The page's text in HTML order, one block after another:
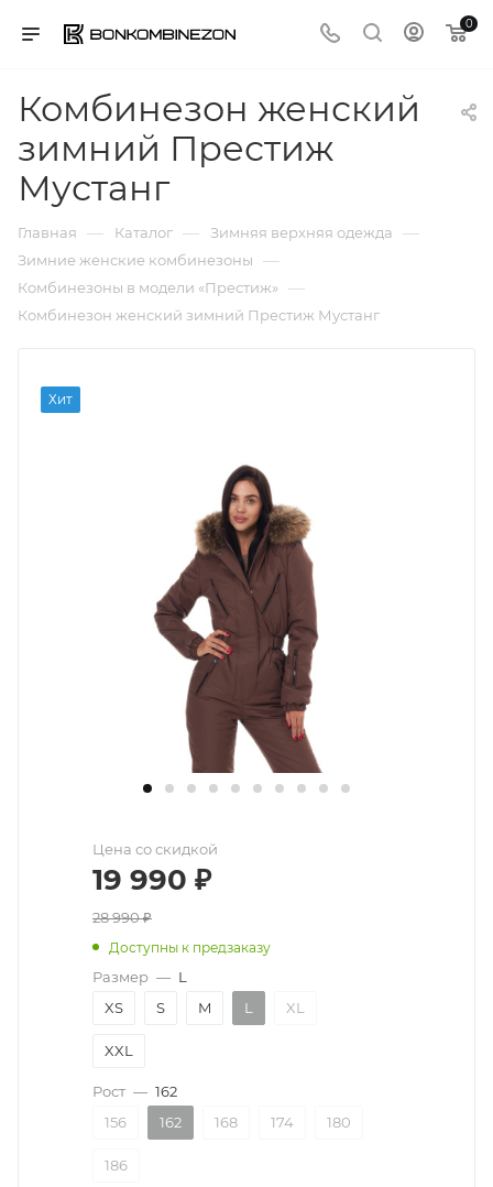
0
Комбинезон женский
зимний Престиж
Мустанг
Главная — Каталог — Зимняя верхняя одежда —
Зимние женские комбинезоны —
Комбинезоны в модели «Престиж» —
Комбинезон женский зимний Престиж Мустанг
Хит
Цена со скидкой
19 990 ₽
28 990₽
Доступны к предзаказу
Размер — L
XS
S M L XL
XXL
Рост — 162
156
162 168 174 180
186